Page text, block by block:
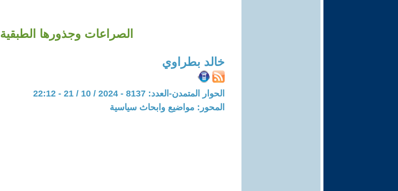
الصراعات وجذورها الطبقية
خالد بطراوي
الحوار المتمدن-العدد: 8137 - 2024 / 10 / 21 - 22:12
المحور: مواضيع وابحاث سياسية